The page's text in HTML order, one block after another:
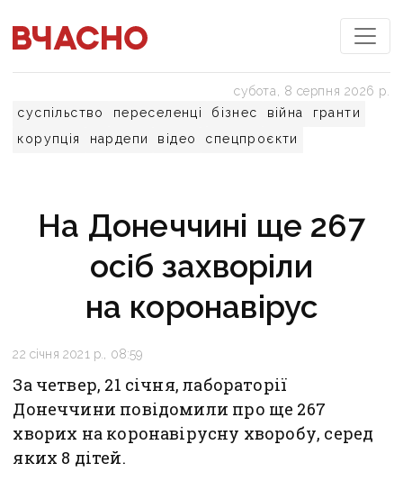
суспільство переселенці бізнес війна
гранти
корупція
нардепи відео спецпроєкти
субота, 8 серпня 2026 р.
На Донеччині ще 267
осіб захворіли
на коронавірус
22 січня 2021 р., 08:59
За четвер, 21 січня, лабораторії
Донеччини повідомили про ще 267
хворих на коронавірусну хворобу, серед
яких 8 дітей.